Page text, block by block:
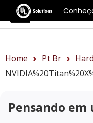
Home Pt Br
Pensando